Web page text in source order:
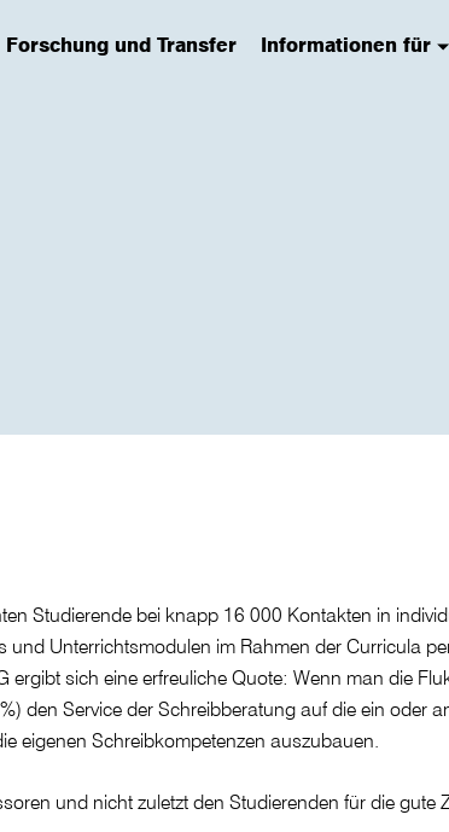
Forschung und Transfer
(has submenu) Informationen für
(has submenu)
Studierende bei knapp 16 000 Kontakten in
Unterrichtsmodulen im Rahmen der Curricula
sich eine erfreuliche Quote: Wenn man die
den Service der Schreibberatung auf die ein oder
eigenen Schreibkompetenzen auszubauen.
und nicht zuletzt den Studierenden für die gute